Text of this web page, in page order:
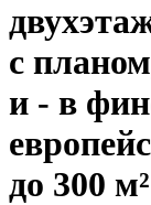
с
и - в
до 300